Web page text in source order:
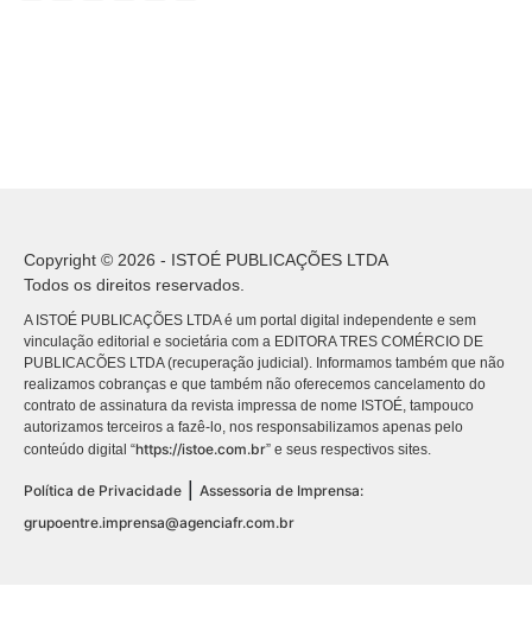
Copyright © 2026 - ISTOÉ PUBLICAÇÕES LTDA
Todos os direitos reservados.
A ISTOÉ PUBLICAÇÕES LTDA é um portal digital independente e sem
vinculação editorial e societária com a EDITORA TRES COMÉRCIO DE
PUBLICACÕES LTDA (recuperação judicial). Informamos também que não
realizamos cobranças e que também não oferecemos cancelamento do
contrato de assinatura da revista impressa de nome ISTOÉ, tampouco
autorizamos terceiros a fazê-lo, nos responsabilizamos apenas pelo
conteúdo digital “https://istoe.com.br” e seus respectivos sites.
Política de Privacidade
Assessoria de Imprensa:
grupoentre.imprensa@agenciafr.com.br